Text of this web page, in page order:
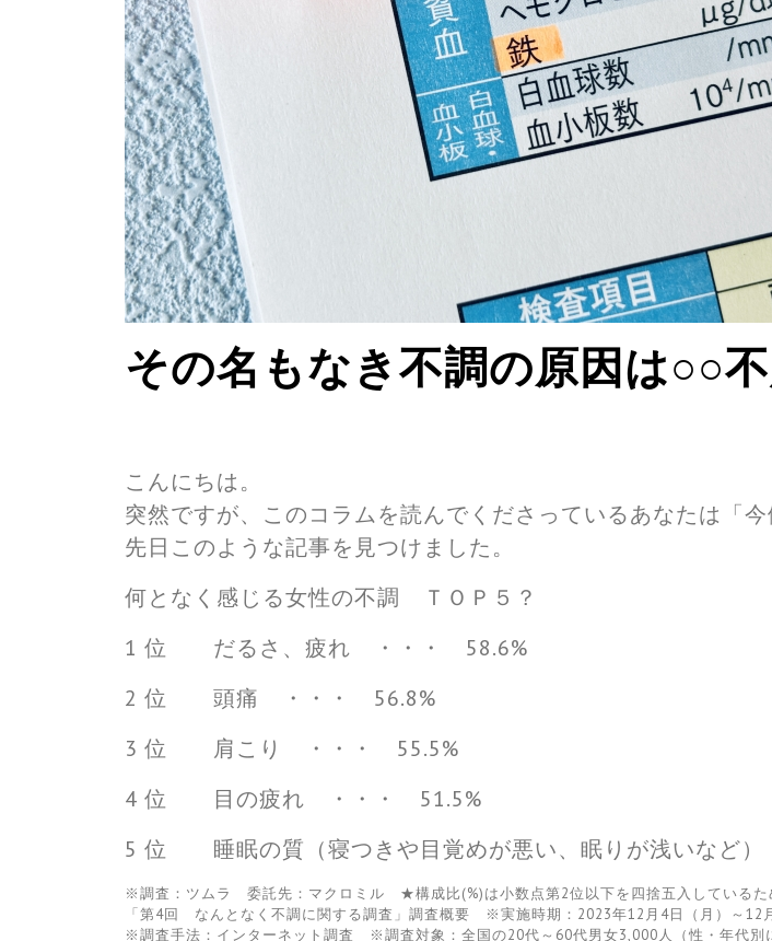
その名もなき不調の原因は○○
こんにちは。
突然ですが、このコラムを読んでくださっているあなたは「
先日このような記事を見つけました。
何となく感じる女性の不調 ＴＯＰ５？
1 位 だるさ、疲れ ・・・ 58.6%
2 位 頭痛 ・・・ 56.8%
3 位 肩こり ・・・ 55.5%
4 位 目の疲れ ・・・ 51.5%
5 位 睡眠の質（寝つきや目覚めが悪い、眠りが浅いなど
※調査：ツムラ 委託先：マクロミル ★構成比(%)は小数点第2位以下を四捨五入しているた
「第4回 なんとなく不調に関する調査」調査概要 ※実施時期：2023年12月4日（月）～12
※調査手法：インターネット調査 ※調査対象：全国の20代～60代男女3,000人（性・年代別